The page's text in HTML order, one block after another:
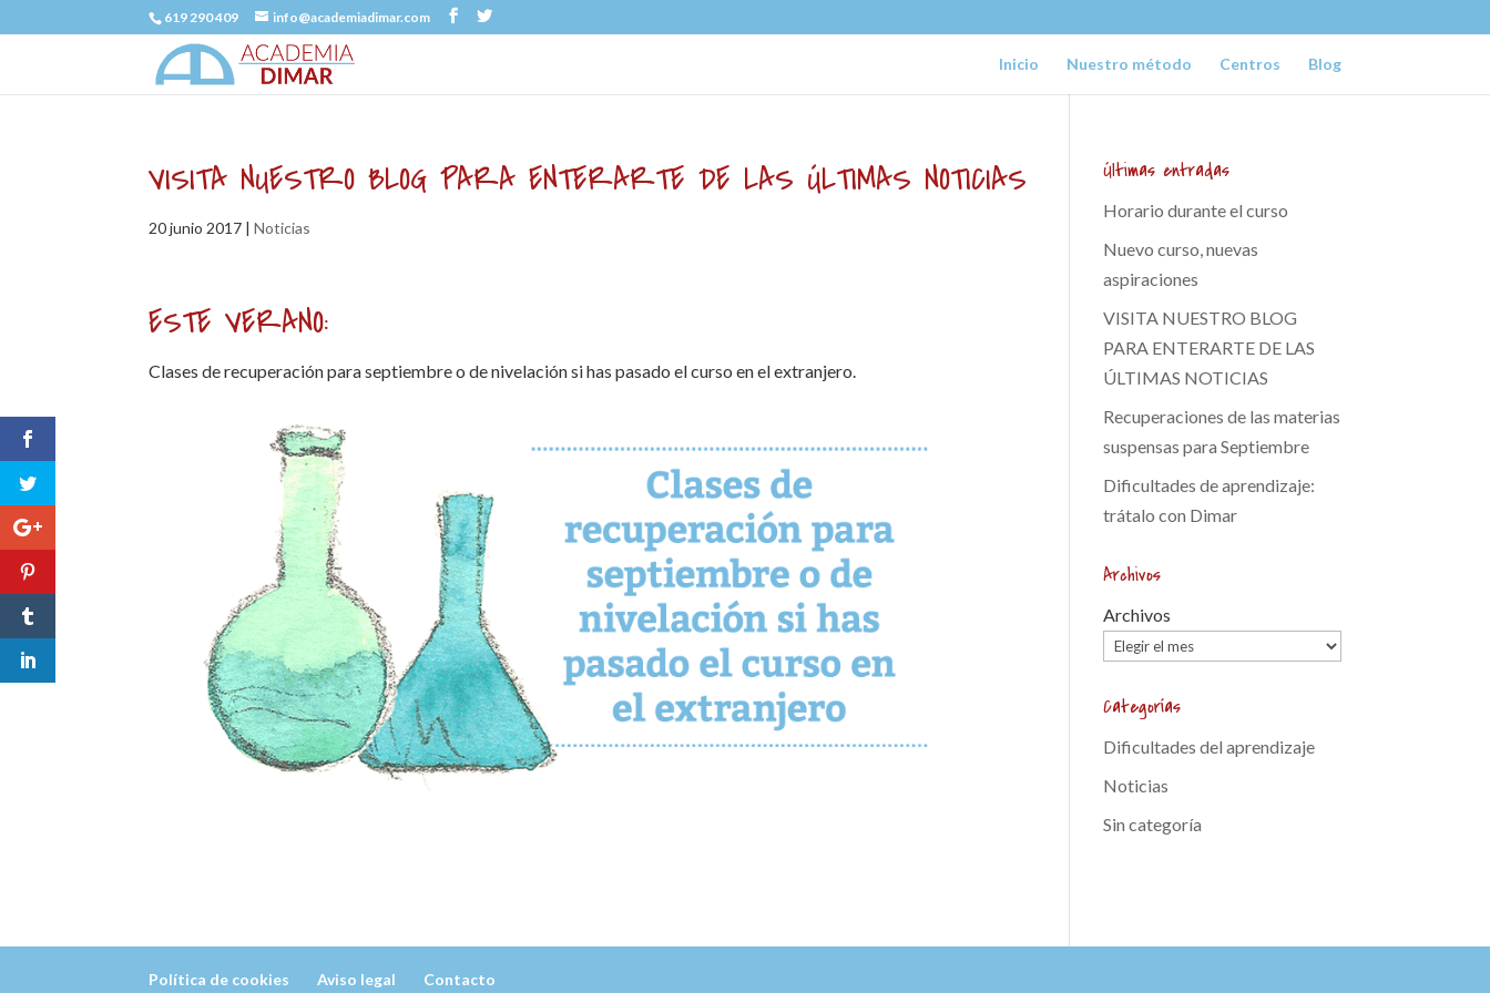
619 290 409 info@academiadimar.com
Inicio Nuestro método Centros Blog
VISITA NUESTRO BLOG PARA ENTERARTE DE LAS ÚLTIMAS NOTICIAS
20 junio 2017 |Noticias
ESTE VERANO:
Clases de recuperación para septiembre o de nivelación si has pasado el curso en el extranjero.
Últimas entradas
Horario durante el curso
Nuevo curso, nuevas
aspiraciones
VISITA NUESTRO BLOG
PARA ENTERARTE DE LAS
ÚLTIMAS NOTICIAS
Recuperaciones de las materias
suspensas para Septiembre
Dificultades de aprendizaje:
trátalo con Dimar
Archivos
Archivos
Categorías
Dificultades del aprendizaje
Noticias
Sin categoría
Política de cookies Aviso legal Contacto